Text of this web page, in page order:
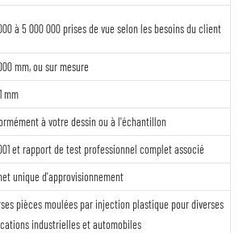
à 5 000 000 prises de vue selon les besoins du client
mm, ou sur mesure
mm
à votre dessin ou à l'échantillon
et rapport de test professionnel complet associé
unique d'approvisionnement
pièces moulées par injection plastique pour diverses
industrielles et automobiles